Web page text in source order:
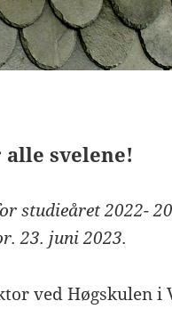
alle svelene!
studieåret 2022-
23. juni 2023.
ved Høgskulen i